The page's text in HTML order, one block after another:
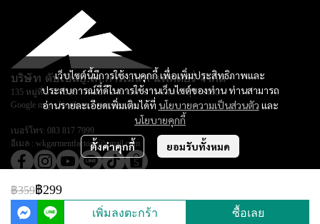
฿359฿299
เพิ่มลงตะกร้า ซื้อเลย
เว็บไซต์นี้มีการใช้งานคุกกี้ เพื่อเพิ่มประสิทธิภาพและ
ประสบการณ์ที่ดีในการใช้งานเว็บไซต์ของท่าน ท่านสามารถ
อ่านรายละเอียดเพิ่มเติมได้ที่ นโยบายความเป็นส่วนตัว และ
นโยบายคุกกี้
ตั้งค่าคุกกี้ ยอมรับทั้งหมด
บริษัท ดับเบิลยู.เค.การ์เม้นท์ แฟคตอรี่ จำกัด
135 หมู่ที่ 3 ตำบลยางหย่อง อำเภอท่ายาง จ.เพชรบุรี 76130
Google map : Keadsara Sport Design
เบอร์โทร: 083 817 7999
อีเมล : wkgarmentfactory@gmail.com
© Copyright 2026 All Rights Reserved.